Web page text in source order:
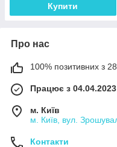
Купити
Про нас
100% позитивних з 28
Працює з 04.04.2023
м. Київ
м. Київ, вул.
Контакти